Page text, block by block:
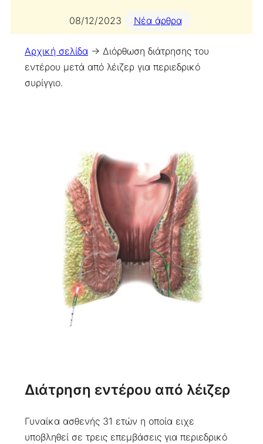
08/12/2023 Νέα άρθρα
Αρχική σελίδα -> Διόρθωση διάτρησης του
εντέρου μετά από λέιζερ για περιεδρικό
συρίγγιο.
Διάτρηση εντέρου από λέιζερ
Γυναίκα ασθενής 31 ετών η οποία ειχε
υποβληθεί σε τρεις επεμβάσεις για περιεδρικό